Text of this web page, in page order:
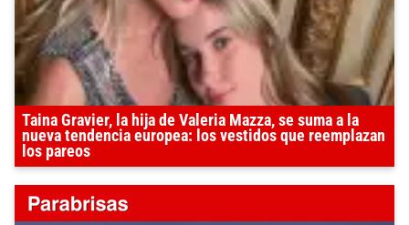
Taina Gravier, la hija de Valeria Mazza, se suma a la
nueva tendencia europea: los vestidos que reemplazan
los pareos